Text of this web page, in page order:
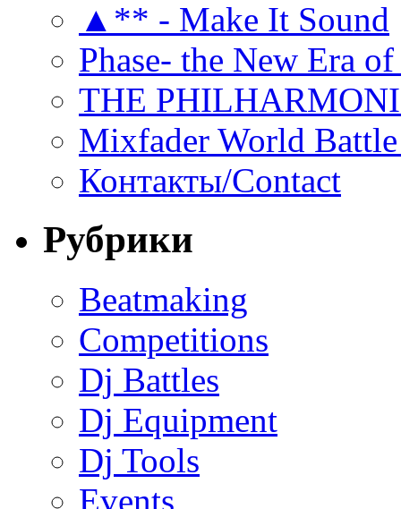
▲** - Make It Sound
Phase- the New Era
THE
Mixfader World
Контакты/Contact
Рубрики
Beatmaking
Competitions
Dj Battles
Dj Equipment
Dj Tools
Events